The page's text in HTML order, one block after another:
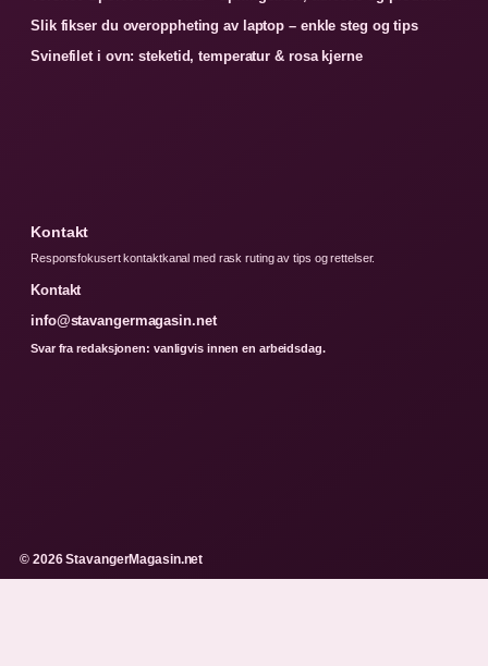
Slik fikser du overoppheting av laptop – enkle steg og tips
Svinefilet i ovn: steketid, temperatur & rosa kjerne
Kontakt
Responsfokusert kontaktkanal med rask ruting av tips og rettelser.
Kontakt
info@stavangermagasin.net
Svar fra redaksjonen: vanligvis innen en arbeidsdag.
© 2026 StavangerMagasin.net